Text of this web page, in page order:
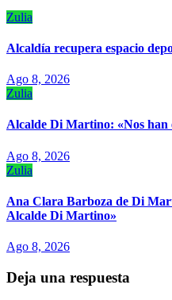
Zulia
‎Alcaldía recupera espacio
Ago 8, 2026
Zulia
Alcalde Di Martino: «Nos han
Ago 8, 2026
Zulia
Ana Clara Barboza de Di
Alcalde Di Martino»
Ago 8, 2026
Deja una respuesta